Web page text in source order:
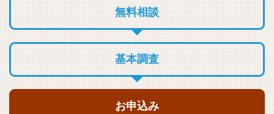
無料相談
基本調査
お申込み